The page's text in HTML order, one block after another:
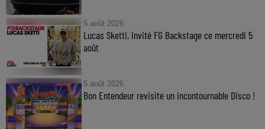
5 août 2026
Lucas Sketti, invité FG Backstage ce mercredi 5
août
5 août 2026
Bon Entendeur revisite un incontournable Disco !